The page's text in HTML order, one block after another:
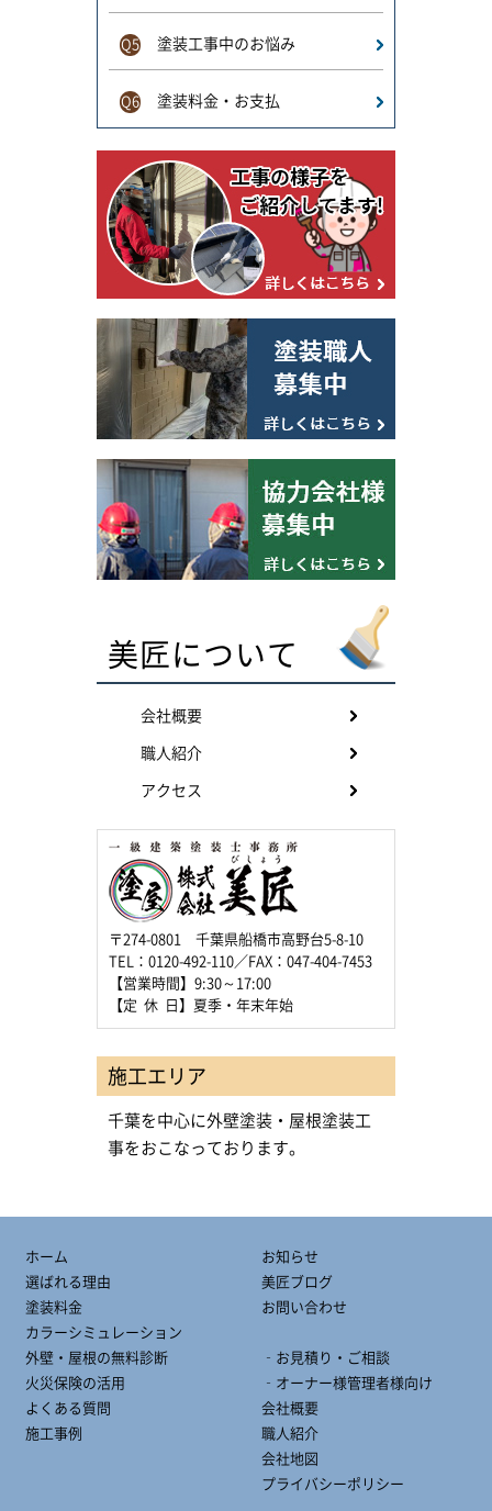
Q5 塗装工事中のお悩み
Q6 塗装料金・お支払
美匠について
会社概要
職人紹介
アクセス
〒274-0801 千葉県船橋市高野台5-8-10
TEL：0120-492-110／FAX：047-404-7453
【営業時間】9:30～17:00
【定 休 日】夏季・年末年始
施工エリア
千葉を中心に外壁塗装・屋根塗装工
事をおこなっております。
ホーム
選ばれる理由
塗装料金
カラーシミュレーション
外壁・屋根の無料診断
火災保険の活用
よくある質問
施工事例
お知らせ
美匠ブログ
お問い合わせ
‐お見積り・ご相談
‐オーナー様管理者様向け
会社概要
職人紹介
会社地図
プライバシーポリシー